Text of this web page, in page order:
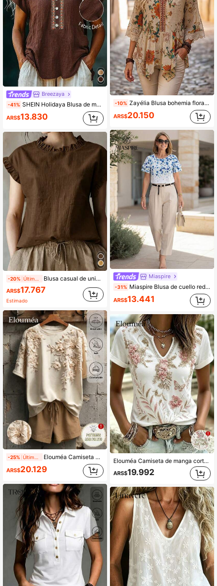
Breezaya
-41% SHEIN Holidaya Blusa de manga corta con patrón geométrico y botones, de uso versátil y casual para uso diario
ARS$13.830
-20% Blusa casual de unicolor con diseño de cuello y mangas con volantes para mujer, elegante y versátil para el verano, adecuada para el trabajo, el hogar y la oficina
ARS$17.767
Estimado
-25% Elouméa Camiseta de mujer con estampado floral, cuello redondo, corte holgado, para primavera/verano, adecuada para uso diario, ir al trabajo y compras
ARS$20.129
-10% Zayélia Blusa bohemia floral para mujer, cuello en V con ribete de encaje, manga 3/4 acampanada, dobladillo asimétrico, camisa casual
ARS$20.150
Miaspire
-31% Miaspire Blusa de cuello redondo con manga corta y estampado floral para mujeres de mediana edad y mayores
ARS$13.441
Elouméa Camiseta de manga corta casual con estampado floral bohemio para mujer, adecuada para todas las estaciones, top de primavera y verano
ARS$19.992